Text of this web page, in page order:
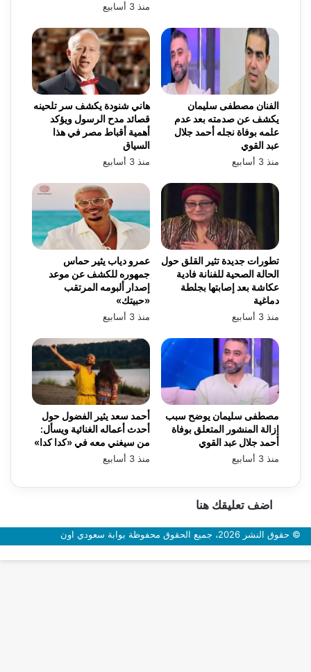
منذ 3 أسابيع
هاني شنودة يكشف سر تلحينه
قصائد مدح الرسول ويؤكد
أهمية أقباط مصر في هذا
السياق
منذ 3 أسابيع
الفنان مصطفى سليمان
يكشف عن صدمته بعد عدم
علمه بوفاة نجله أحمد جلال
عبد القوي
منذ 3 أسابيع
عمرو دياب يثير حماس
جمهوره للكشف عن موعد
إصدار ألبومه المرتقب
«حبيتك»
منذ 3 أسابيع
تطورات جديدة تثير القلق حول
الحالة الصحية للفنانة فادية
عكاشة بعد إصابتها بجلطة
دماغية
منذ 3 أسابيع
أحمد سعد يثير الفضول حول
أحدث أعماله الغنائية ويسأل:
من سيغني معه في «كدا كدا»
منذ 3 أسابيع
مصطفى سليمان يوضح سبب
إزالة المنشور المتعلق بوفاة
أحمد جلال عبد القوي
منذ 3 أسابيع
اضف تعليقك هنا
© حقوق النشر 2026، جميع الحقوق محفوظة بوابة سعودي اون